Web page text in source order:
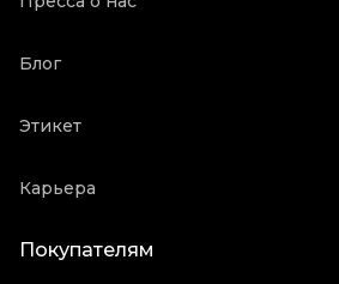
Блог
Этикет
Карьера
Покупателям